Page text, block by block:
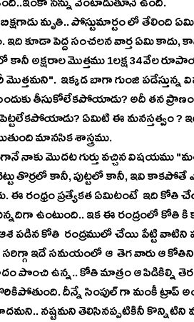
నన్ను వెంటాడుతూనే ఉంది.
మృతి.. పోస్టుమార్టం లో తేలింది
ఇది కూడా పెద్ద సంచలన వార్త ఏమి కాదు,
అక్షరాల మొత్తము 1లక్ష 34 వేల
మొత్తమని".  ఇక్కడ బాగా గుంజి పడేస్తున్న
తీసుకోలేకపోయాడు? అదీ తన
పెట్టలేకపోయాడు? ఏమిటి ఈ మనస్తత్వం
మానసిక శాస్త్రము.
తొర్రలో కానీ, పుట్టలో కానీ, ఇవి
ఈ రంధ్రం ప్రత్యేకత ఏమిటంటే  ఇది
ఉంటుంది.. ఇక ఈ రంద్రంలో
పడిన కోతి  రంద్రములో చేయి పేట్టి వాటిని
ఇదే సమయంలో ఆ  తెగ వారు ఆ కోతిని
పొంచి ఉన్న.. కోతి మాత్రం ఆ పిడికిల్ని
దీన్నే సింపుల్ గా మంకీ ట్రాప్